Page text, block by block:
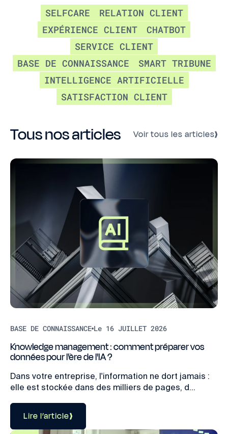
SELFCARE
RELATION CLIENT
EXPÉRIENCE CLIENT
CHATBOT
SERVICE CLIENT
BASE DE CONNAISSANCE
SMART TRIBUNE
INTELLIGENCE ARTIFICIELLE
SATISFACTION CLIENT
Tous nos articles Voir tous les articles
BASE DE CONNAISSANCE Le 16 JUILLET 2026
Knowledge management : comment préparer vos
données pour l'ère de l'IA ?
Dans votre entreprise, l'information ne dort jamais :
elle est stockée dans des milliers de pages, d...
Lire l’article